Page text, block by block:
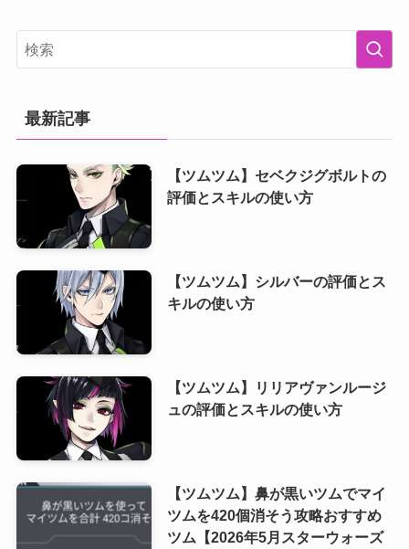
最新記事
【ツムツム】セベクジグボルトの
評価とスキルの使い方
【ツムツム】シルバーの評価とス
キルの使い方
【ツムツム】リリアヴァンルージ
ュの評価とスキルの使い方
【ツムツム】鼻が黒いツムでマイ
ツムを420個消そう攻略おすすめ
ツム【2026年5月スターウォーズ